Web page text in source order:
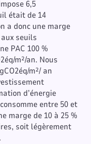
6,5
était de 14
a donc une marge
seuils
PAC 100 %
m²/an. Nous
m²/ an
d’énergie
entre 50 et
marge de 10 à 25 %
soit légèrement